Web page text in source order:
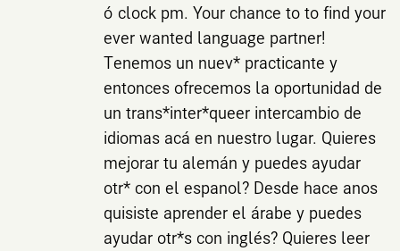
o´clock pm. Your chance to to find your
ever wanted language partner!
Tenemos un nuev* practicante y
entonces ofrecemos la oportunidad de
un trans*inter*queer intercambio de
idiomas acá en nuestro lugar. Quieres
mejorar tu alemán y puedes ayudar
otr* con el espanol? Desde hace anos
quisiste aprender el árabe y puedes
ayudar otr*s con inglés? Quieres leer